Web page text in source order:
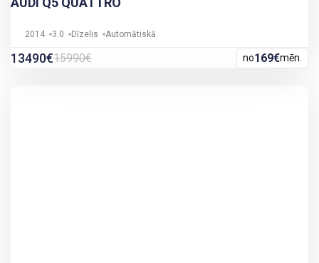
2014 3.0 Dīzelis Automātiskā
13490€15990€ no169€mēn.